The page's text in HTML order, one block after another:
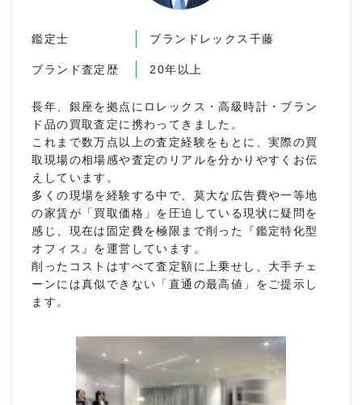
鑑定士 ブランドレックス千藤
ブランド査定歴 20年以上
長年、銀座を拠点にロレックス・高級時計・ブラン
ド品の買取査定に携わってきました。
これまで数万点以上の査定経験をもとに、実際の買
取現場の相場感や査定のリアルを分かりやすくお伝
えしています。
多くの現場を経験する中で、莫大な広告費や一等地
の家賃が「買取価格」を圧迫している現状に疑問を
感じ、現在は固定費を極限まで削った『鑑定特化型
オフィス』を運営しています。
削ったコストはすべて査定額に上乗せし、大手チェ
ーンには真似できない「直通の最高値」をご提示し
ます。